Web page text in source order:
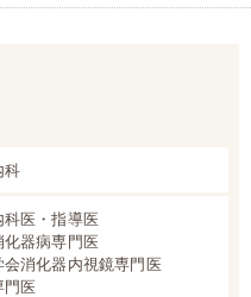
科
科医・指導医
化器病専門医
消化器内視鏡専門医
門医